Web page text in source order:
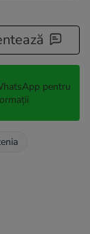
pentru